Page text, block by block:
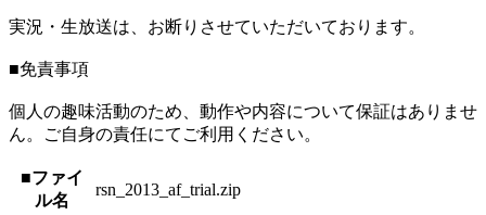
実況・生放送は、お断りさせていただいております。
■免責事項
個人の趣味活動のため、動作や内容について保証はありませ
ん。ご自身の責任にてご利用ください。
■ファイ
ル名
rsn_2013_af_trial.zip